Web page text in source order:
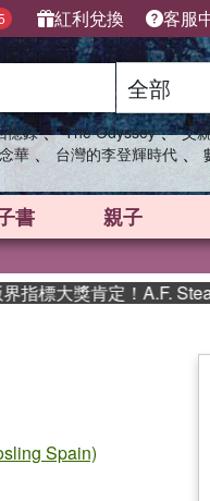
紅利兌換 客服
憶錄 、 The Odyssey 、 父
華 、 台灣的李登輝時代 、
書 親子
標大獎肯定！A.F.
Spain)